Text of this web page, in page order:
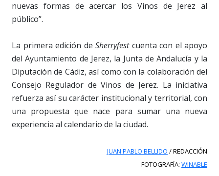
nuevas formas de acercar los Vinos de Jerez al
público”.
La primera edición de Sherryfestcuenta con el apoyo
del Ayuntamiento de Jerez, la Junta de Andalucía y la
Diputación de Cádiz, así como con la colaboración del
Consejo Regulador de Vinos de Jerez. La iniciativa
refuerza así su carácter institucional y territorial, con
una propuesta que nace para sumar una nueva
experiencia al calendario de la ciudad.
JUAN PABLO BELLIDO / REDACCIÓN
FOTOGRAFÍA: WINABLE